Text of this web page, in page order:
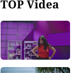
TOP Videa